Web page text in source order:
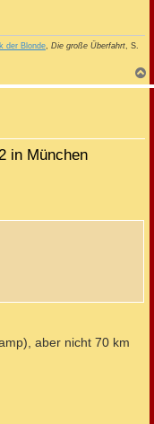
der Blonde, Die große Überfahrt, S.
a
in München
aber nicht 70 km